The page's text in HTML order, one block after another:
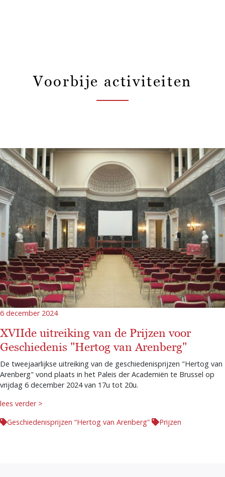
Voorbije activiteiten
6 december 2024
XVIIde uitreiking van de Prijzen voor
Geschiedenis "Hertog van Arenberg"
De tweejaarlijkse uitreiking van de geschiedenisprijzen "Hertog van
Arenberg" vond plaats in het Paleis der Academiën te Brussel op
vrijdag 6 december 2024 van 17u tot 20u.
lees verder >
Geschiedenisprijzen “Hertog van Arenberg”
Prijzen